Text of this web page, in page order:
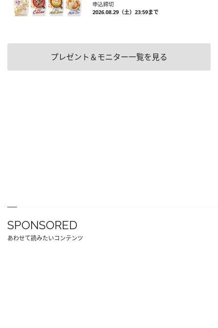
申込締切
2026.08.29（土）23:59まで
プレゼント＆モニター一覧を見る
SPONSORED
あわせて読みたいコンテンツ